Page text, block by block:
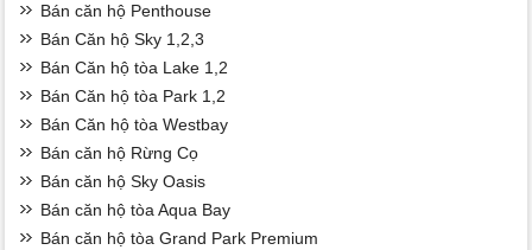
Bán căn hộ Penthouse
Bán Căn hộ Sky 1,2,3
Bán Căn hộ tòa Lake 1,2
Bán Căn hộ tòa Park 1,2
Bán Căn hộ tòa Westbay
Bán căn hộ Rừng Cọ
Bán căn hộ Sky Oasis
Bán căn hộ tòa Aqua Bay
Bán căn hộ tòa Grand Park Premium